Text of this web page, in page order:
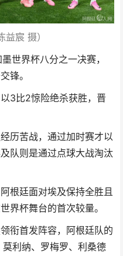
益宸 摄）
世界杯八分之一决赛，
锋。
3比2惊险绝杀获胜，晋
历苦战，通过加时赛才以
队则是通过点球大战淘汰
根廷面对埃及保持全胜且
界杯舞台的首次较量。
衔首发阵容，阿根廷队的
利纳、罗梅罗、利桑德